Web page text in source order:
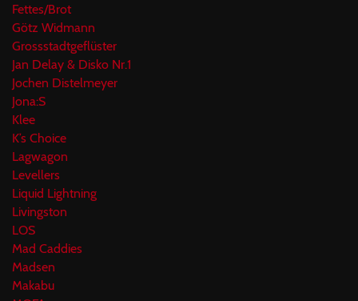
Fettes/Brot
Götz Widmann
Grossstadtgeflüster
Jan Delay & Disko Nr.1
Jochen Distelmeyer
Jona:S
Klee
K’s Choice
Lagwagon
Levellers
Liquid Lightning
Livingston
LOS
Mad Caddies
Madsen
Makabu